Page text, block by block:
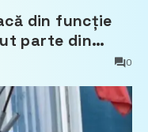
din funcție
parte din
0